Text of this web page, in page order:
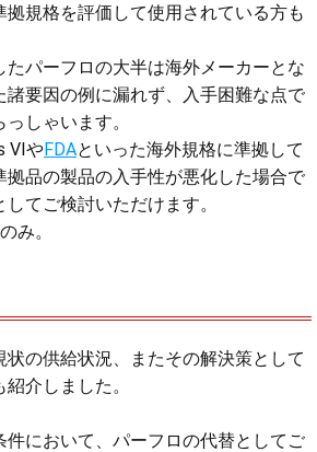
拠規格を評価して使用されている方も
パーフロの大半は海外メーカーとな
諸要因の例に漏れず、入手困難な点で
しゃいます。
VIやFDAといった海外規格に準拠して
拠品の製品の入手性が悪化した場合で
てご検討いただけます。
み。
の供給状況、またその解決策として
介しました。
件において、パーフロの代替としてご